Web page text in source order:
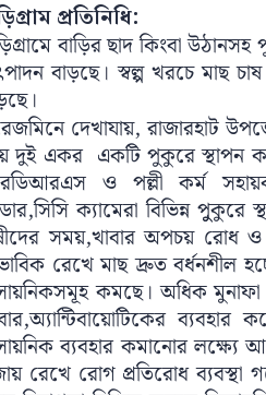
প্রতিনিধি:
বাড়ির ছাদ কিংবা
বাড়ছে। স্বল্প খরচে মাছ
দেখাযায়, রাজারহাট
দুই একর একটি পুকুরে স্থাপন
ও পল্লী কর্ম
ক্যামেরা বিভিন্ন
সময়,খাবার অপচয় রোধ ও
রেখে মাছ দ্রুত
কমছে। অধিক
ব্যবহার কমানোর লক্ষ্যে
রেখে রোগ প্রতিরোধ ব্যবস্থা